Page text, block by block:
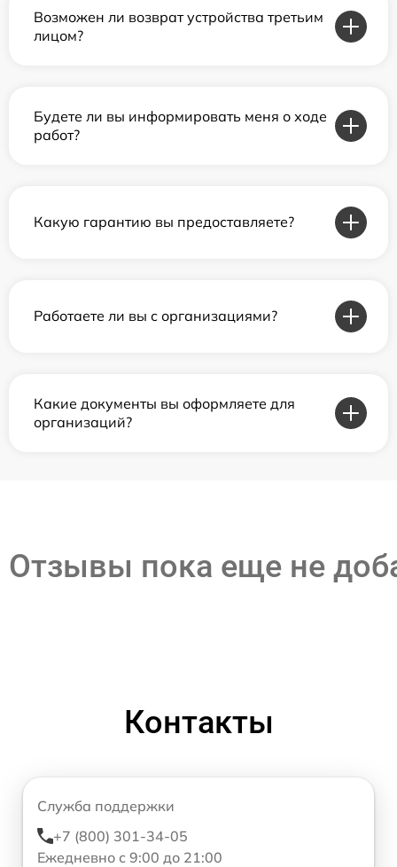
Возможен ли возврат устройства третьим
лицом?
Будете ли вы информировать меня о ходе
работ?
Какую гарантию вы предоставляете?
Работаете ли вы с организациями?
Какие документы вы оформляете для
организаций?
Отзывы пока еще не
Контакты
Служба поддержки
+7 (800) 301-34-05
Ежедневно с 9:00 до 21:00